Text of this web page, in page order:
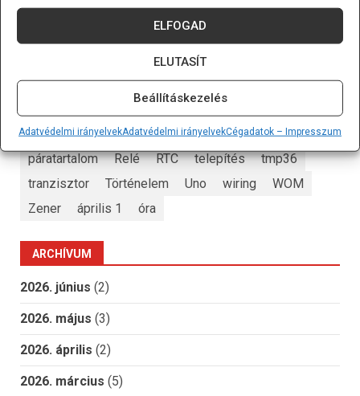
ELFOGAD
ELUTASÍT
Beállításkezelés
Adatvédelmi irányelvekAdatvédelmi irányelvekCégadatok – Impresszum
Arduino nap 2023
art AVR
biztosíték
eeprom
ESP
Espressif Systems
flash
Forrasztás ft232 fusebit hőmérő
i2c
lm35
MOSFET motor nyák
pcb
páratartalom
Relé RTC telepítés
tmp36
tranzisztor
Történelem Uno wiring
WOM
Zener
április 1 óra
ARCHÍVUM
2026. június (2)
2026. május (3)
2026. április (2)
2026. március (5)